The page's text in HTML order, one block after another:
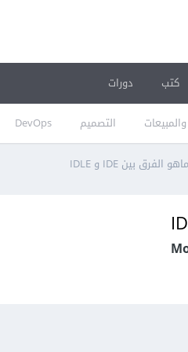
التصميم DevOps
كتب دورات
ماهو الفرق بين IDE و IDLE